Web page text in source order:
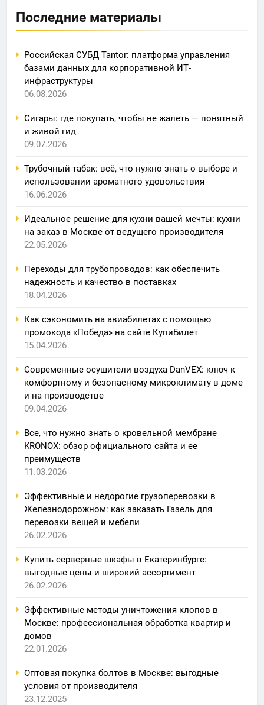
Последние материалы
Российская СУБД Tantor: платформа управления
базами данных для корпоративной ИТ-
инфраструктуры
06.08.2026
Сигары: где покупать, чтобы не жалеть — понятный
и живой гид
09.07.2026
Трубочный табак: всё, что нужно знать о выборе и
использовании ароматного удовольствия
16.06.2026
Идеальное решение для кухни вашей мечты: кухни
на заказ в Москве от ведущего производителя
22.05.2026
Переходы для трубопроводов: как обеспечить
надежность и качество в поставках
18.04.2026
Как сэкономить на авиабилетах с помощью
промокода «Победа» на сайте КупиБилет
15.04.2026
Современные осушители воздуха DanVEX: ключ к
комфортному и безопасному микроклимату в доме
и на производстве
09.04.2026
Все, что нужно знать о кровельной мембране
KRONOX: обзор официального сайта и ее
преимуществ
11.03.2026
Эффективные и недорогие грузоперевозки в
Железнодорожном: как заказать Газель для
перевозки вещей и мебели
26.02.2026
Купить серверные шкафы в Екатеринбурге:
выгодные цены и широкий ассортимент
26.02.2026
Эффективные методы уничтожения клопов в
Москве: профессиональная обработка квартир и
домов
22.01.2026
Оптовая покупка болтов в Москве: выгодные
условия от производителя
23.12.2025